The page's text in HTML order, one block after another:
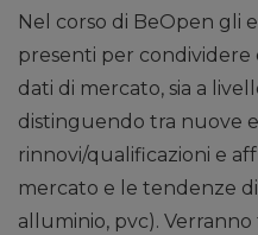
Nel corso di BeOpen gli
presenti per condividere
dati di mercato, sia a
distinguendo tra nuove
rinnovi/qualificazioni e
mercato e le tendenze
alluminio, pvc).